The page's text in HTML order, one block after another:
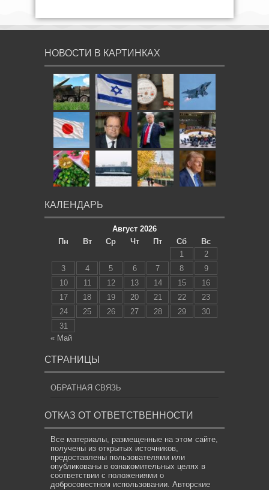
НОВОСТИ В КАРТИНКАХ
КАЛЕНДАРЬ
Август 2026
Пн
Вт Ср Чт Пт Сб
Вс
1
2
3
4 5 6 7 8
9
10
11 12 13 14 15
16
17
18 19 20 21 22
23
24
25 26 27 28 29
30
31
« Май
СТРАНИЦЫ
ОБРАТНАЯ СВЯЗЬ
ОТКАЗ ОТ ОТВЕТСТВЕННОСТИ
Все материалы, размещенные на этом сайте,
получены из открытых источников,
предоставлены пользователями или
опубликованы в ознакомительных целях в
соответствии с положениями о
добросовестном использовании. Авторские